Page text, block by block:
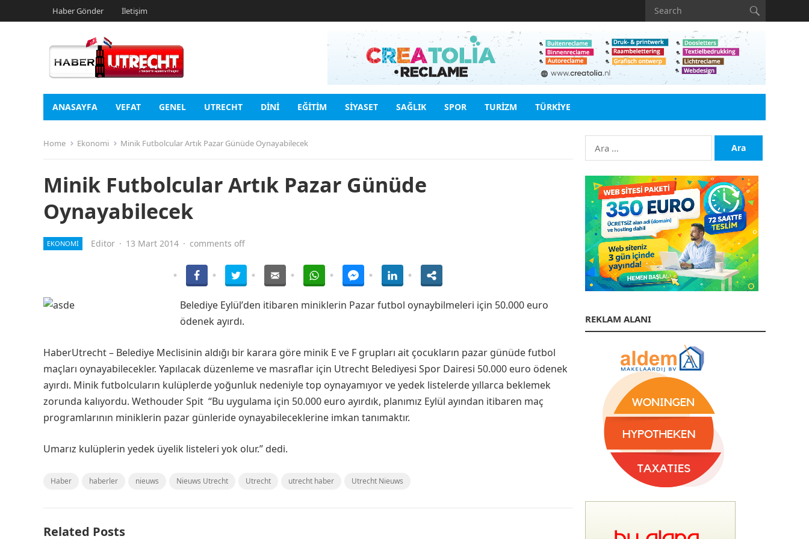
Haber Gönder İletişim
ANASAYFA VEFAT GENEL UTRECHT DINI EĞITIM SIYASET SAĞLIK SPOR TURIZM TÜRKIYE
Home Ekonomi Minik Futbolcular Artık Pazar Günüde Oynayabilecek
Minik Futbolcular Artık Pazar Günüde
Oynayabilecek
EKONOMI Editor · 13 Mart 2014 · comments off
Belediye Eylül’den itibaren miniklerin Pazar futbol oynaybilmeleri için 50.000 euro
ödenek ayırdı.
HaberUtrecht – Belediye Meclisinin aldığı bir karara göre minik E ve F grupları ait çocukların pazar günüde futbol
maçları oynayabilecekler. Yapılacak düzenleme ve masraflar için Utrecht Belediyesi Spor Dairesi 50.000 euro ödenek
ayırdı. Minik futbolcuların kulüplerde yoğunluk nedeniyle top oynayamıyor ve yedek listelerde yıllarca beklemek
zorunda kalıyordu. Wethouder Spit “Bu uygulama için 50.000 euro ayırdık, planımız Eylül ayından itibaren maç
programlarının miniklerin pazar günleride oynayabileceklerine imkan tanımaktır.
Umarız kulüplerin yedek üyelik listeleri yok olur.” dedi.
Haber haberler nieuws Nieuws Utrecht Utrecht utrecht haber Utrecht Nieuws
Related Posts
Arama:
REKLAM ALANI